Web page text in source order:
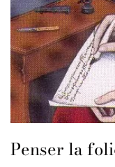
Penser la